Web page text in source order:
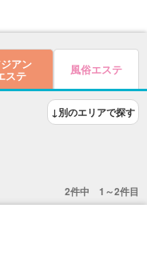
アン
ステ 風俗エステ
↓別のエリアで探す
2件中 1～2件目